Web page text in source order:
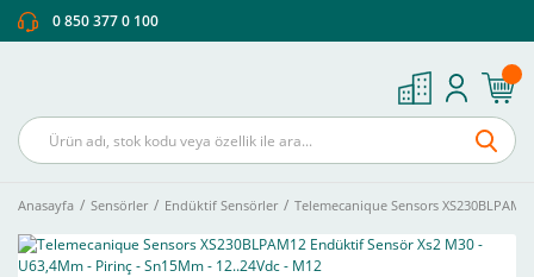
0 850 377 0 100
Anasayfa Sensörler Endüktif Sensörler Telemecanique Sensors